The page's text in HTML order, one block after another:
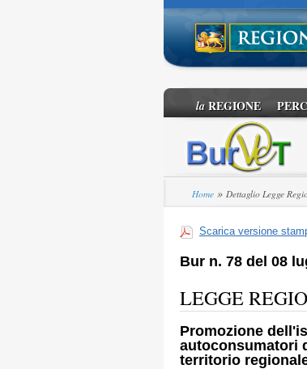
laREGIONE
Home » Dettaglio Legge
Scarica versione
Bur n. 78 del 08
LEGGE
Promozione
autoconsumatori
territorio